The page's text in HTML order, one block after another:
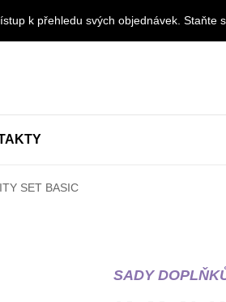
k přehledu svých objednávek. Staňte
SET BASIC
SADY